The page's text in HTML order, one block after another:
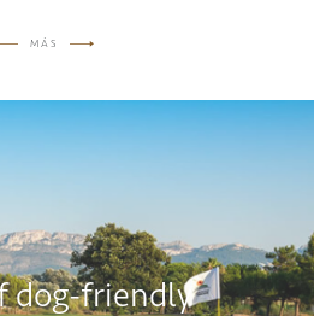
MÁS
dog-friendly